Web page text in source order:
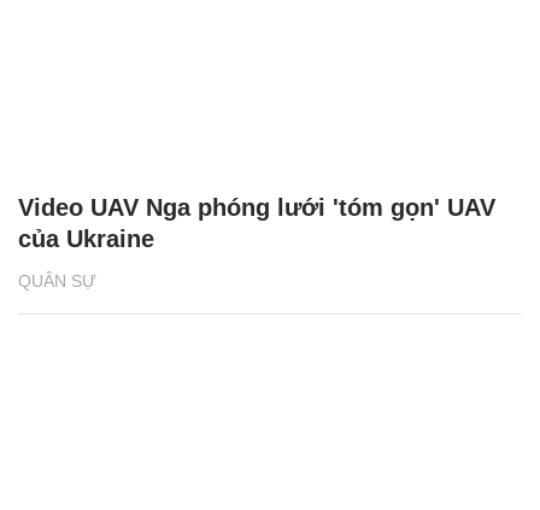
QUÂN SỰ
Video UAV Nga phóng lưới 'tóm gọn' UAV
của Ukraine